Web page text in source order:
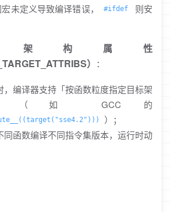
未定义导致编译错误， #ifdef
则安
架构属性
） ：
，编译器支持「按函数粒度指定目标架
（如 GCC 的
）；
同函数编译不同指令集版本，运行时动